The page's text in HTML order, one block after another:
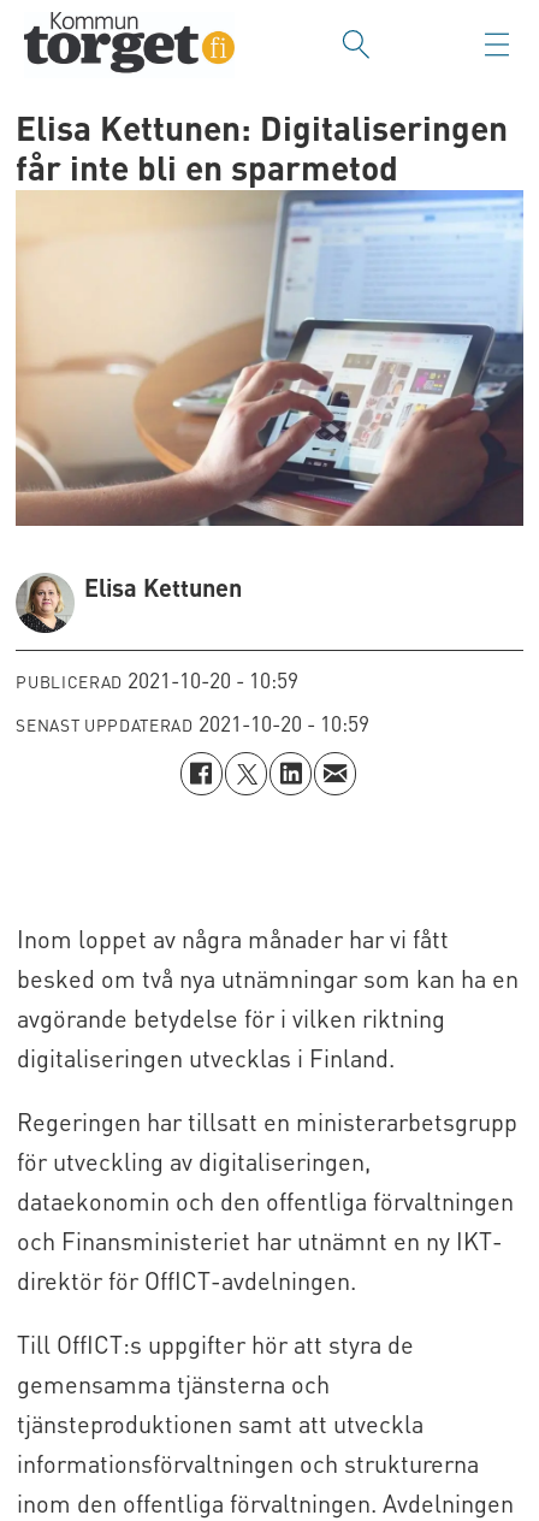
Elisa Kettunen: Digitaliseringen
får inte bli en sparmetod
Elisa Kettunen
PUBLICERAD 2021-10-20 - 10:59
SENAST UPPDATERAD 2021-10-20 - 10:59
Inom loppet av några månader har vi fått
besked om två nya utnämningar som kan ha en
avgörande betydelse för i vilken riktning
digitaliseringen utvecklas i Finland.
Regeringen har tillsatt en ministerarbetsgrupp
för utveckling av digitaliseringen,
dataekonomin och den offentliga förvaltningen
och Finansministeriet har utnämnt en ny IKT-
direktör för OffICT-avdelningen.
Till OffICT:s uppgifter hör att styra de
gemensamma tjänsterna och
tjänsteproduktionen samt att utveckla
informationsförvaltningen och strukturerna
inom den offentliga förvaltningen. Avdelningen